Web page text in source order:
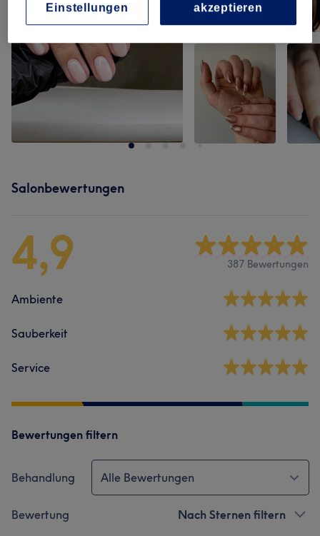
Salonbewertungen
4,9 387 Bewertungen
Ambiente
Sauberkeit
Service
Bewertungen filtern
Behandlung Alle Bewertungen
Bewertung Nach Sternen filtern
Einstellungen
akzeptieren